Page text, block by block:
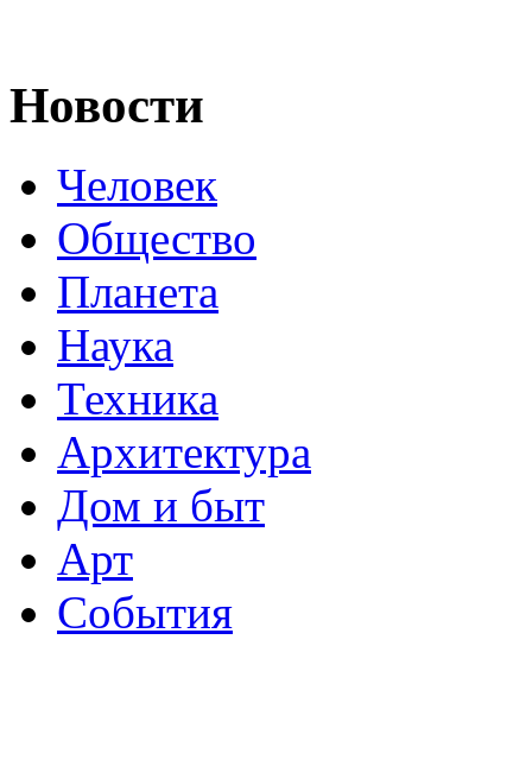
Новости
Человек
Общество
Планета
Наука
Техника
Архитектура
Дом и быт
Арт
События